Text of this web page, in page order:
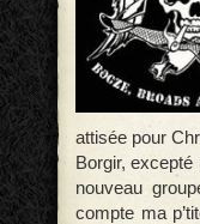
attisée pour
Borgir,
nouveau
compte ma